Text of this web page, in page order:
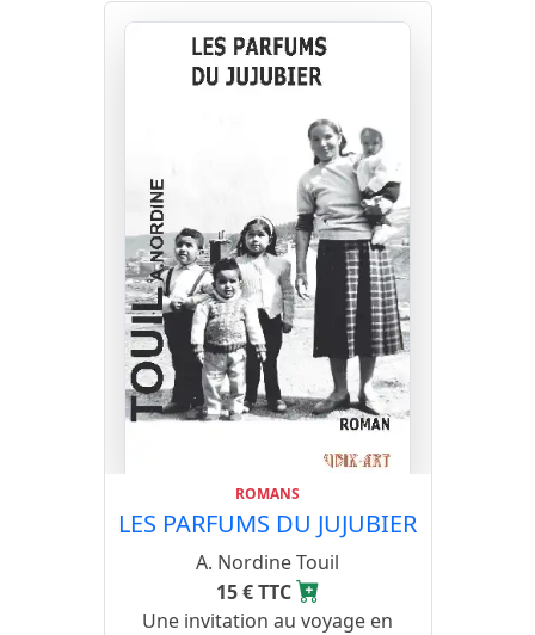
ROMANS
LES PARFUMS DU JUJUBIER
A. Nordine Touil
15 € TTC
Une invitation au voyage en